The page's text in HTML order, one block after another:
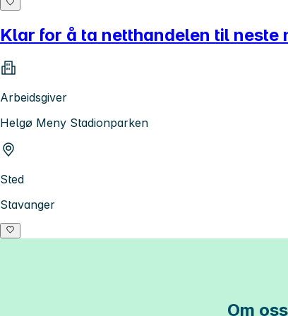
Klar for å ta netthandelen til neste
Arbeidsgiver
Helgø Meny Stadionparken
Sted
Stavanger
Om oss